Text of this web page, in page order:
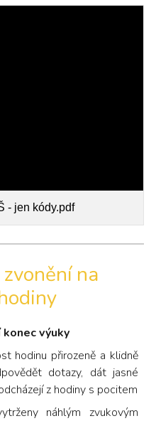
- jen kódy.pdf
na
výuky
hodinu přirozeně a klidně
dotazy, dát jasné
z hodiny s pocitem
náhlým zvukovým